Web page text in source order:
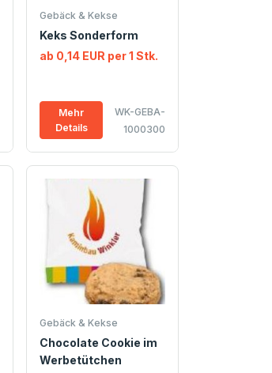
Gebäck & Kekse
Keks Sonderform
ab 0,14 EUR per 1 Stk.
Mehr
Details
WK-GEBA-
1000300
Gebäck & Kekse
Chocolate Cookie im
Werbetütchen